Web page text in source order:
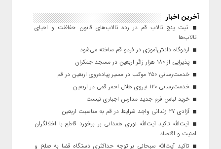
آخرین اخبار
ثبت پنج تالاب قم در رده تالاب‌های قانون حفاظت و احیای
تالاب‌ها
اردوگاه دانش‌آموزی در فردو قم ساخته می‌شود
پذیرایی از ۱۸۰ هزار زائر اربعین در مسجد جمکران
خدمت‌رسانی ۲۵۰ موکب در مسیر پیاده‌روی اربعین در قم
خدمت‌رسانی ۱۲۰ نیروی هلال احمر قمی در اربعین
خرید لباس فرم جدید مدارس اجباری نیست
آزادی ۲۷ زندانی واجد شرایط در قم به مناسبت اربعین
آیت‌الله تاکید آیت‌الله نوری همدانی بر برخورد قاطع با اخلالگران
امنیت و اقتصاد
تاکید آیت‌الله‌ سبحانی بر توجه حداکثری دستگاه قضا به صلح و